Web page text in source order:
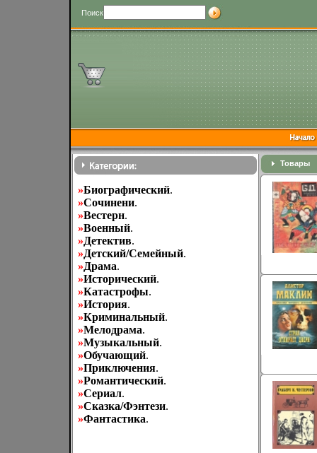
Поиск
»Биографический.
»Cочинени.
»Вестерн.
»Военный.
»Детектив.
»Детский/Семейный.
»Драма.
»Исторический.
»Катастрофы.
»История.
»Криминальный.
»Мелодрама.
»Музыкальный.
»Обучающий.
»Приключения.
»Романтический.
»Сериал.
»Сказка/Фэнтези.
»Фантастика.
Товары